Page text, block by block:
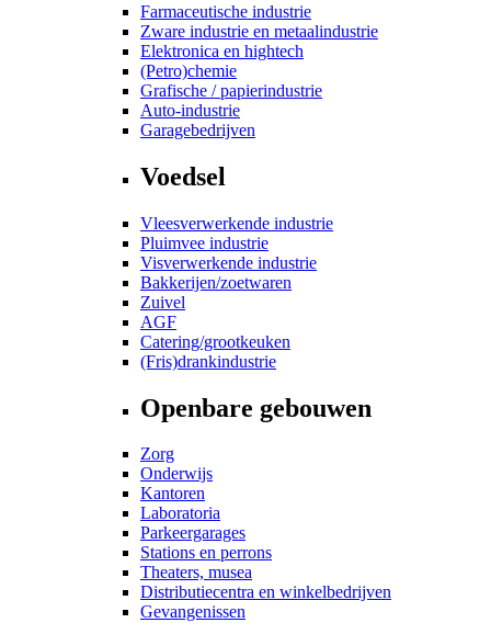
Farmaceutische industrie
Zware industrie en metaalindustrie
Elektronica en hightech
(Petro)chemie
Grafische / papierindustrie
Auto-industrie
Garagebedrijven
Voedsel
Vleesverwerkende industrie
Pluimvee industrie
Visverwerkende industrie
Bakkerijen/zoetwaren
Zuivel
AGF
Catering/grootkeuken
(Fris)drankindustrie
Openbare gebouwen
Zorg
Onderwijs
Kantoren
Laboratoria
Parkeergarages
Stations en perrons
Theaters, musea
Distributiecentra en winkelbedrijven
Gevangenissen